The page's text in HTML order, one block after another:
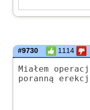
#9730 1114
Miałem
poranną